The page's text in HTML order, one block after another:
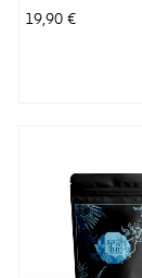
Prix
19,90 €